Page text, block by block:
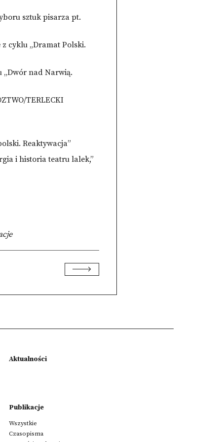
sztuk pisarza pt.
cyklu „Dramat Polski.
„Dwór nad Narwią.
TERLECKI
Reaktywacja”
i historia teatru lalek,”
Aktualności
Publikacje
Wszystkie
Czasopisma